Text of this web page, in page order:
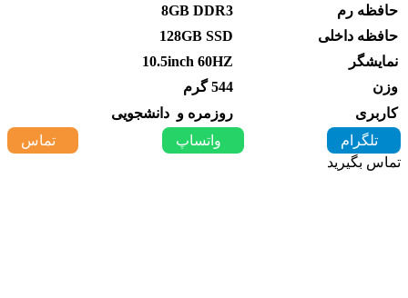
حافظه رم
8GB DDR3
حافظه داخلی
128GB SSD
نمایشگر
10.5inch 60HZ
وزن
544 گرم
کاربری
روزمره و دانشجویی
تلگرام
واتساپ
تماس
تماس بگیرید